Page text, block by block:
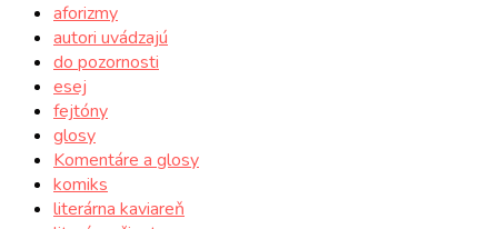
aforizmy
autori uvádzajú
do pozornosti
esej
fejtóny
glosy
Komentáre a glosy
komiks
literárna kaviareň